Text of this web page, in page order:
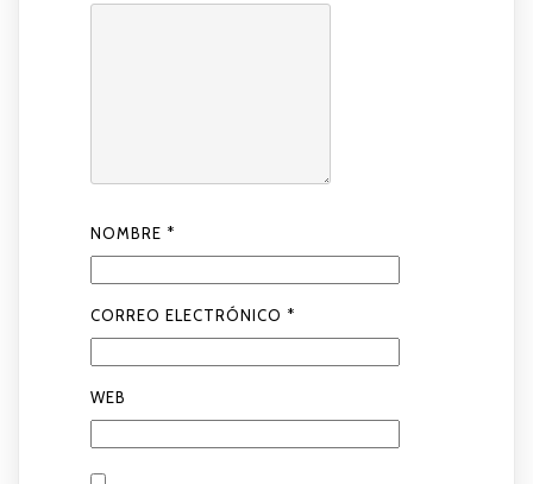
NOMBRE *
CORREO ELECTRÓNICO *
WEB